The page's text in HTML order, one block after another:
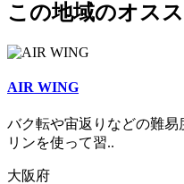
この地域のオス
AIR WING
バク転や宙返りなどの難
リンを使って習..
大阪府